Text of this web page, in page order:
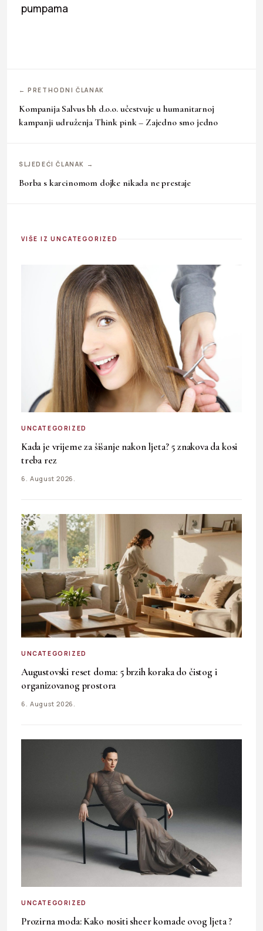
pumpama
← PRETHODNI ČLANAK
Kompanija Salvus bh d.o.o. učestvuje u humanitarnoj
kampanji udruženja Think pink – Zajedno smo jedno
SLJEDEĆI ČLANAK →
Borba s karcinomom dojke nikada ne prestaje
VIŠE IZ UNCATEGORIZED
UNCATEGORIZED
Kada je vrijeme za šišanje nakon ljeta? 5 znakova da kosi
treba rez
6. August 2026.
UNCATEGORIZED
Augustovski reset doma: 5 brzih koraka do čistog i
organizovanog prostora
6. August 2026.
UNCATEGORIZED
Prozirna moda: Kako nositi sheer komade ovog ljeta ?